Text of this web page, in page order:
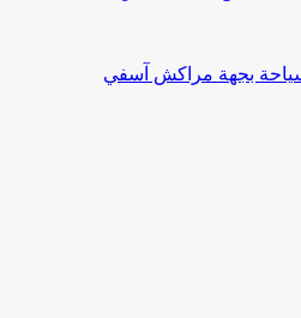
بجهة مراكش آسفي